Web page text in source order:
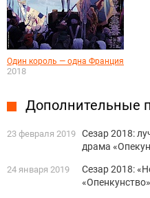
Один король — одна Франция
2018
Дополнительные
23 февраля 2019 Сезар 2018:
драма
24 января 2019
Сезар 2018: